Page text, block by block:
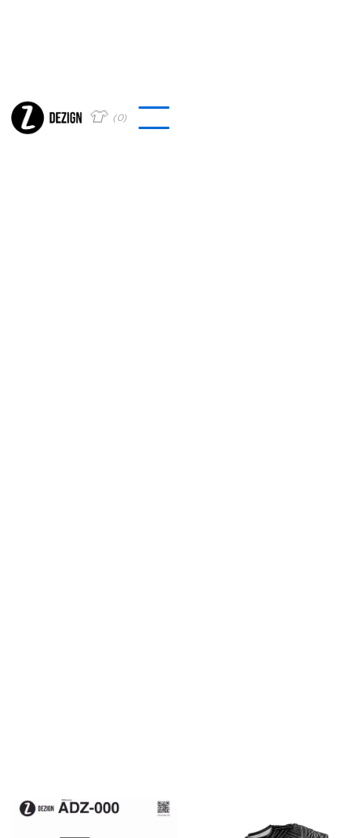
👕 (0)